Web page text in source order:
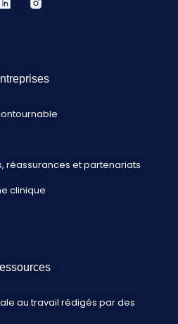
réassurances et partenariats
clinique
au travail rédigés par des